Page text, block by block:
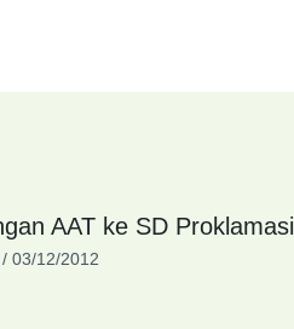
AAT ke SD Proklamasi
/ 03/12/2012